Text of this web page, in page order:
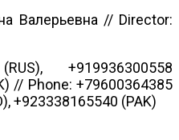
Валерьевна // Director:
+919936300558
// Phone: +79600364385
+923338165540 (PAK)